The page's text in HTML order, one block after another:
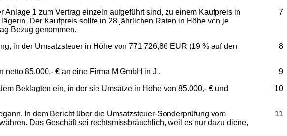
7
1 zum Vertrag einzeln aufgeführt sind, zu einem Kaufpreis in
Der Kaufpreis sollte in 28 jährlichen Raten in Höhe von je
Bezug genommen.
8
in der Umsatzsteuer in Höhe von 771.726,86 EUR (19 % auf den
9
85.000,- € an eine Firma M GmbH in J .
10
Beklagten ein, in der sie Umsätze in Höhe von 85.000,- € und
11
In dem Bericht über die Umsatzsteuer-Sonderprüfung vom
Das Geschäft sei rechtsmissbräuchlich, weil es nur dazu diene,